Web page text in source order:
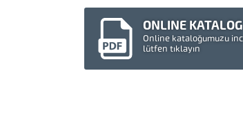
ONLINE KATALOG
Online kataloğumuzu
lütfen tıklayın